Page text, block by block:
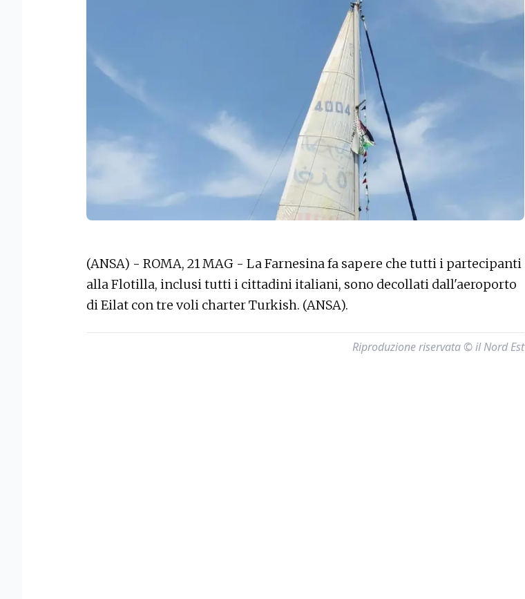
(ANSA) - ROMA, 21 MAG - La Farnesina fa sapere che tutti i partecipanti
alla Flotilla, inclusi tutti i cittadini italiani, sono decollati dall'aeroporto
di Eilat con tre voli charter Turkish. (ANSA).
Riproduzione riservata © il Nord Est